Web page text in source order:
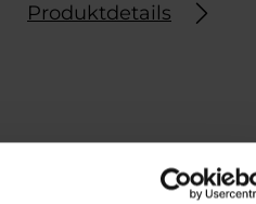
Produktdetails